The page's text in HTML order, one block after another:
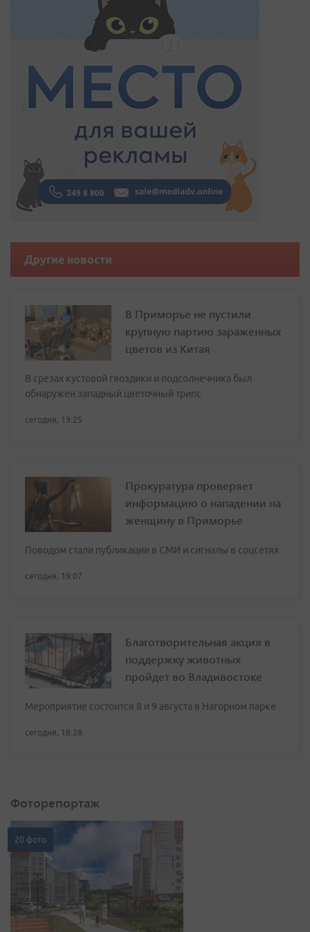
Другие новости
В Приморье не пустили
крупную партию зараженных
цветов из Китая
В срезах кустовой гвоздики и подсолнечника был
обнаружен западный цветочный трипс
сегодня, 19:25
Прокуратура проверяет
информацию о нападении на
женщину в Приморье
Поводом стали публикации в СМИ и сигналы в соцсетях
сегодня, 19:07
Благотворительная акция в
поддержку животных
пройдет во Владивостоке
Мероприятие состоится 8 и 9 августа в Нагорном парке
сегодня, 18:28
Фоторепортаж
20 фото